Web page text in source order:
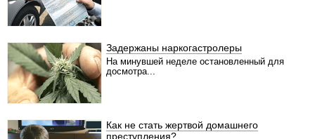
Задержаны наркогастролеры
На минувшей неделе остановленный для
досмотра...
Как не стать жертвой домашнего
преступления?